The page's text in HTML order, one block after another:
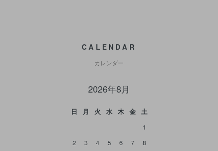
CALENDAR
カレンダー
2026年8月
日 月 火 水 木 金
土
1
2
3 4 5 6 7
8